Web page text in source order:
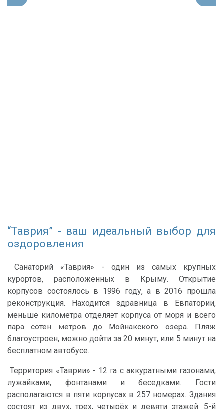
“Таврия” - ваш идеальный выбор для
оздоровления
Санаторий «Таврия» - один из самых крупных
курортов, расположенных в Крыму. Открытие
корпусов состоялось в 1996 году, а в 2016 прошла
реконструкция. Находится здравница в Евпатории,
меньше километра отделяет корпуса от моря и всего
пара сотен метров до Мойнакского озера. Пляж
благоустроен, можно дойти за 20 минут, или 5 минут на
бесплатном автобусе.
Территория «Таврии» - 12 га с аккуратными газонами,
лужайками, фонтанами и беседками. Гости
располагаются в пяти корпусах в 257 номерах. Здания
состоят из двух, трех, четырёх и девяти этажей. 5-й